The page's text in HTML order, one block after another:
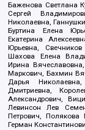
Баженова Светлана
Сергей
Николаевна,
Буртина Елена
Екатерина
Юрьевна,
Шахова Елена
Ирина
Маркович, Бахмин
Дарья
Дмитриевна,
Александрович,
Левинсон Лев
Петрович,
Герман